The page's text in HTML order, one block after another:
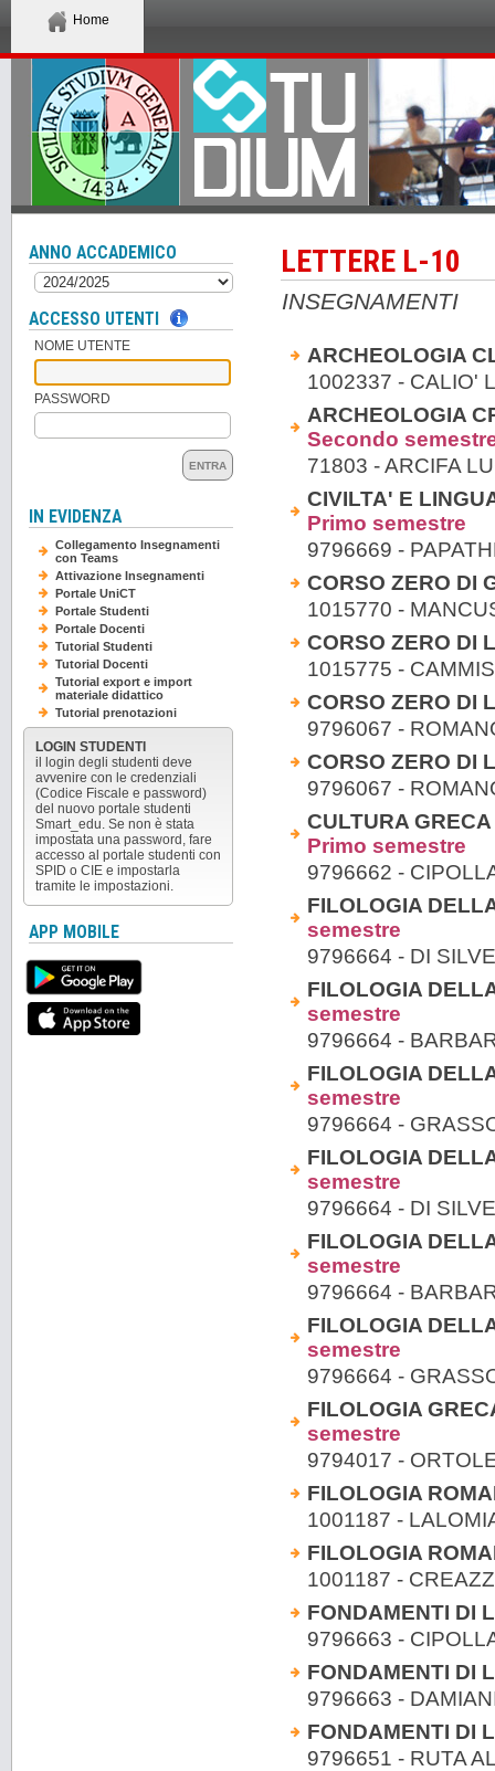
Home
LETTERE L-10
INSEGNAMENTI
ARCHEOLOGIA
1002337 - CALIO'
ARCHEOLOGIA
Secondo
71803 - ARCIFA
CIVILTA' E
Primo semestre
9796669 -
CORSO ZERO DI
1015770 -
CORSO ZERO DI
1015775 -
CORSO ZERO DI
9796067 -
CORSO ZERO DI
9796067 -
CULTURA
Primo semestre
9796662 -
FILOLOGIA
semestre
9796664 - DI
FILOLOGIA
semestre
9796664 -
FILOLOGIA
semestre
9796664 -
FILOLOGIA
semestre
9796664 - DI
FILOLOGIA
semestre
9796664 -
FILOLOGIA
semestre
9796664 -
FILOLOGIA
semestre
9794017 -
FILOLOGIA
1001187 -
FILOLOGIA
1001187 -
FONDAMENTI DI
9796663 -
FONDAMENTI DI
9796663 -
FONDAMENTI DI
9796651 - RUTA
ANNO ACCADEMICO
ACCESSO UTENTI
NOME UTENTE
PASSWORD
ENTRA
IN EVIDENZA
Collegamento Insegnamenti
con Teams
Attivazione Insegnamenti
Portale UniCT
Portale Studenti
Portale Docenti
Tutorial Studenti
Tutorial Docenti
Tutorial export e import
materiale didattico
Tutorial prenotazioni
LOGIN STUDENTI
il login degli studenti deve
avvenire con le credenziali
(Codice Fiscale e password)
del nuovo portale studenti
Smart_edu. Se non è stata
impostata una password, fare
accesso al portale studenti con
SPID o CIE e impostarla
tramite le impostazioni.
APP MOBILE